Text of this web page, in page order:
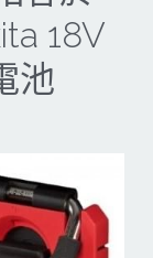
18V
池